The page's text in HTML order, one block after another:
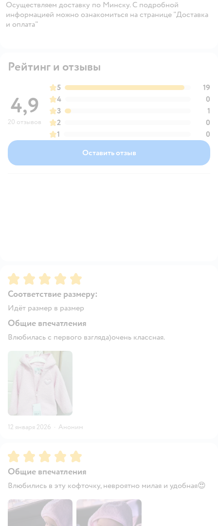
Осуществляем доставку по Минску. С подробной
информацией можно ознакомиться на странице "Доставка
и оплата"
Рейтинг и отзывы
4,9
20 отзывов
5
19
4
0
3
1
2
0
1
0
Оставить отзыв
Рейтинг:5
Соответствие размеру:
Идёт размер в размер
Общие впечатления
Влюбилась с первого взгляда)очень классная.
12 января 2026 · Аноним
Рейтинг:5
Общие впечатления
Влюбились в эту кофточку, невроятно милая и удобная😍